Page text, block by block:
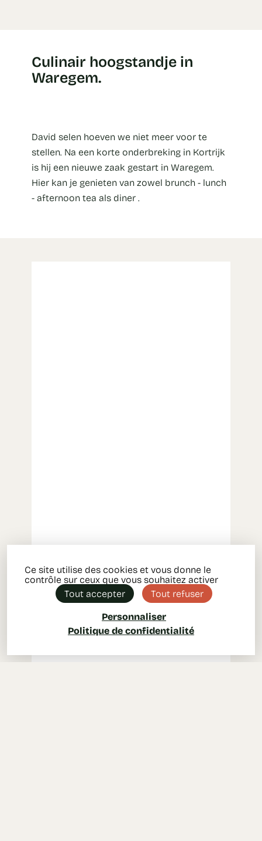
Culinair hoogstandje in
Waregem.
David selen hoeven we niet meer voor te
stellen. Na een korte onderbreking in Kortrijk
is hij een nieuwe zaak gestart in Waregem.
Hier kan je genieten van zowel brunch - lunch
- afternoon tea als diner .
Ce site utilise des cookies et vous donne le
contrôle sur ceux que vous souhaitez activer
Tout accepter
Tout refuser
Personnaliser
Politique de confidentialité